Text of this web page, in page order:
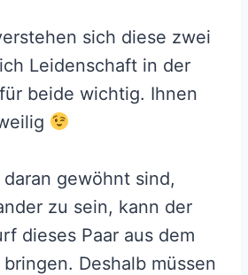
sich diese zwei
Leidenschaft in der
beide wichtig. Ihnen
gewöhnt sind,
zu sein, kann der
dieses Paar aus dem
Deshalb müssen